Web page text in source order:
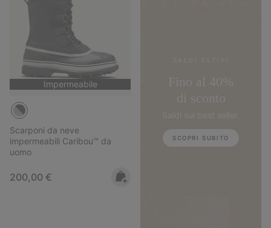
Impermeabile
Scarponi da neve
impermeabili Caribou™ da
uomo
Regular price:
200,00 €
SCOPRI SUBITO